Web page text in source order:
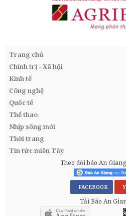
Trang chủ
Chính trị - Xã hội
Kinh tế
Công nghệ
Quốc tế
Thể thao
Nhịp sống mới
Thời trang
Tin tức miền Tây
Theo dõi báo An
FACEBOOK
Tải Báo An